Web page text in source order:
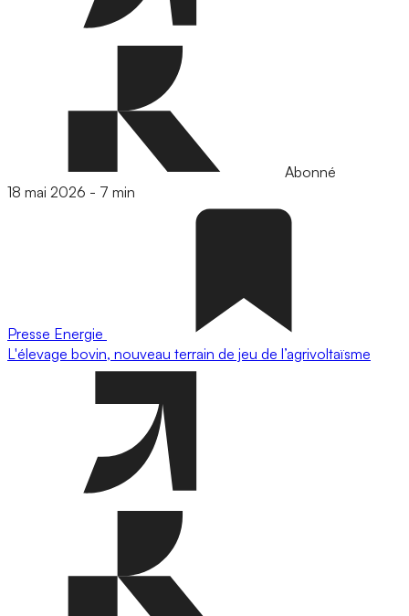
Abonné
18 mai 2026 - 7 min
Presse Energie
L'élevage bovin, nouveau terrain de jeu de l’agrivoltaïsme